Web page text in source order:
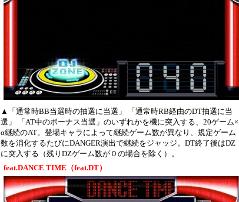
▲「通常時BB当選時の抽選に当選」 「通常時RB経由のDT抽選に当
選」 「AT中のボーナス当選」のいずれかを機に突入する、20ゲーム×
α継続のAT。登場キャラによって継続ゲーム数が異なり、規定ゲーム
数を消化するたびにDANGER演出で継続をジャッジ。DT終了後はDZ
に突入する（残りDZゲーム数が０の場合を除く）。
feat.DANCE TIME（feat.DT）